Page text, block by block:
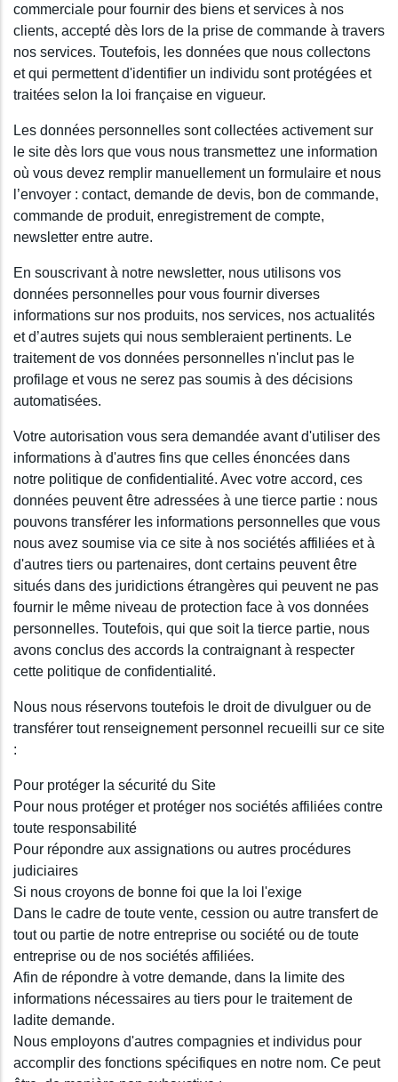
commerciale pour fournir des biens et services à nos
clients, accepté dès lors de la prise de commande à travers
nos services. Toutefois, les données que nous collectons
et qui permettent d'identifier un individu sont protégées et
traitées selon la loi française en vigueur.
Les données personnelles sont collectées activement sur
le site dès lors que vous nous transmettez une information
où vous devez remplir manuellement un formulaire et nous
l’envoyer : contact, demande de devis, bon de commande,
commande de produit, enregistrement de compte,
newsletter entre autre.
En souscrivant à notre newsletter, nous utilisons vos
données personnelles pour vous fournir diverses
informations sur nos produits, nos services, nos actualités
et d’autres sujets qui nous sembleraient pertinents. Le
traitement de vos données personnelles n'inclut pas le
profilage et vous ne serez pas soumis à des décisions
automatisées.
Votre autorisation vous sera demandée avant d'utiliser des
informations à d'autres fins que celles énoncées dans
notre politique de confidentialité. Avec votre accord, ces
données peuvent être adressées à une tierce partie : nous
pouvons transférer les informations personnelles que vous
nous avez soumise via ce site à nos sociétés affiliées et à
d'autres tiers ou partenaires, dont certains peuvent être
situés dans des juridictions étrangères qui peuvent ne pas
fournir le même niveau de protection face à vos données
personnelles. Toutefois, qui que soit la tierce partie, nous
avons conclus des accords la contraignant à respecter
cette politique de confidentialité.
Nous nous réservons toutefois le droit de divulguer ou de
transférer tout renseignement personnel recueilli sur ce site
:
Pour protéger la sécurité du Site
Pour nous protéger et protéger nos sociétés affiliées contre
toute responsabilité
Pour répondre aux assignations ou autres procédures
judiciaires
Si nous croyons de bonne foi que la loi l'exige
Dans le cadre de toute vente, cession ou autre transfert de
tout ou partie de notre entreprise ou société ou de toute
entreprise ou de nos sociétés affiliées.
Afin de répondre à votre demande, dans la limite des
informations nécessaires au tiers pour le traitement de
ladite demande.
Nous employons d'autres compagnies et individus pour
accomplir des fonctions spécifiques en notre nom. Ce peut